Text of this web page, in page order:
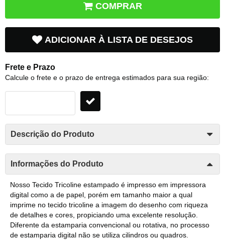
COMPRAR
ADICIONAR À LISTA DE DESEJOS
Frete e Prazo
Calcule o frete e o prazo de entrega estimados para sua região:
Descrição do Produto
Informações do Produto
Nosso Tecido Tricoline estampado é impresso em impressora
digital como a de papel, porém em tamanho maior a qual
imprime no tecido tricoline a imagem do desenho com riqueza
de detalhes e cores, propiciando uma excelente resolução.
Diferente da estamparia convencional ou rotativa, no processo
de estamparia digital não se utiliza cilindros ou quadros.